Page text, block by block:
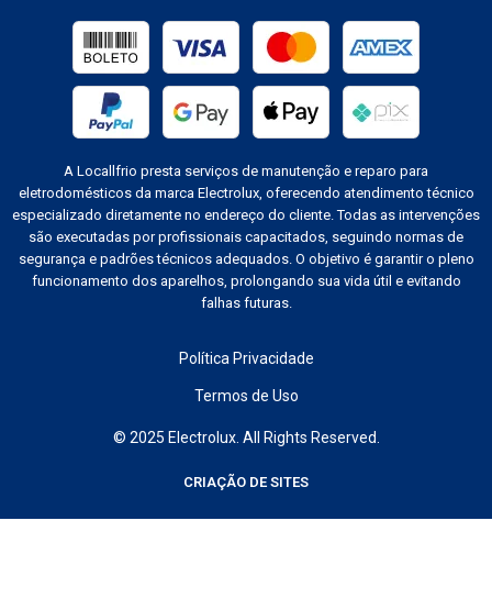
A Locallfrio presta serviços de manutenção e reparo para
eletrodomésticos da marca Electrolux, oferecendo atendimento técnico
especializado diretamente no endereço do cliente. Todas as intervenções
são executadas por profissionais capacitados, seguindo normas de
segurança e padrões técnicos adequados. O objetivo é garantir o pleno
funcionamento dos aparelhos, prolongando sua vida útil e evitando
falhas futuras.
Política Privacidade
Termos de Uso
© 2025 Electrolux. All Rights Reserved.
CRIAÇÃO DE SITES